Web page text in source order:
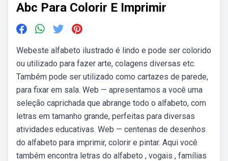
Abc Para Colorir E Imprimir
Webeste alfabeto ilustrado é lindo e pode ser colorido
ou utilizado para fazer arte, colagens diversas etc.
Também pode ser utilizado como cartazes de parede,
para fixar em sala. Web — apresentamos a você uma
seleção caprichada que abrange todo o alfabeto, com
letras em tamanho grande, perfeitas para diversas
atividades educativas. Web — centenas de desenhos
do alfabeto para imprimir, colorir e pintar. Aqui você
também encontra letras do alfabeto , vogais , famílias